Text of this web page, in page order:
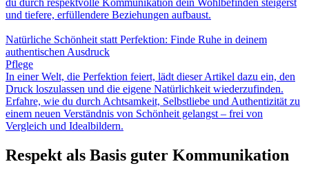
und tiefere, erfüllendere Beziehungen aufbaust.
Natürliche Schönheit statt Perfektion: Finde Ruhe in deinem
authentischen Ausdruck
Pflege
In einer Welt, die Perfektion feiert, lädt dieser Artikel dazu ein, den
Druck loszulassen und die eigene Natürlichkeit wiederzufinden.
Erfahre, wie du durch Achtsamkeit, Selbstliebe und Authentizität zu
einem neuen Verständnis von Schönheit gelangst – frei von
Vergleich und Idealbildern.
Respekt als Basis guter Kommunikation